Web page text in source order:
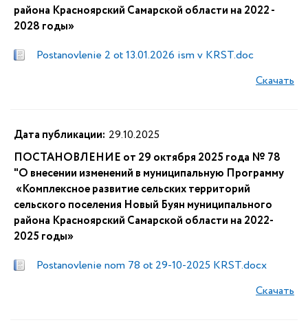
района Красноярский Самарской области на 2022 -
2028 годы»
Postanovlenie 2 ot 13.01.2026 ism v KRST.doc
Скачать
Дата публикации: 29.10.2025
ПОСТАНОВЛЕНИЕ от 29 октября 2025 года № 78
"О внесении изменений в муниципальную Программу
«Комплексное развитие сельских территорий
сельского поселения Новый Буян муниципального
района Красноярский Самарской области на 2022-
2025 годы»
Postanovlenie nom 78 ot 29-10-2025 KRST.docx
Скачать